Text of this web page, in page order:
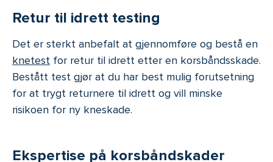
Retur til idrett testing
Det er sterkt anbefalt at gjennomføre og bestå en
knetest for retur til idrett etter en korsbåndsskade.
Bestått test gjør at du har best mulig forutsetning
for at trygt returnere til idrett og vill minske
risikoen for ny kneskade.
Ekspertise på korsbåndskader